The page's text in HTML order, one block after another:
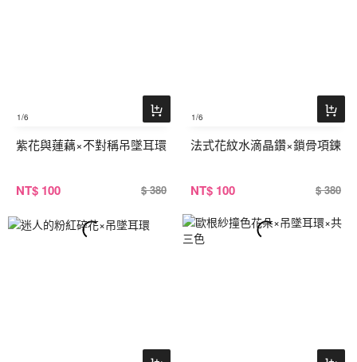
1/6
紫花與蓮藕×不對稱吊墜耳環
NT$ 100 $ 380
1/6
法式花紋水滴晶鑽×鎖骨項鍊
NT$ 100 $ 380